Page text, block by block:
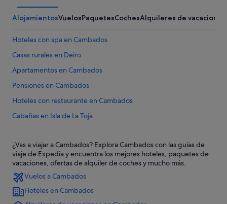
AlojamientosVuelosPaquetesCochesAlquileres de vacaciones
Hoteles con spa en Cambados
Casas rurales en Deiro
Apartamentos en Cambados
Pensiones en Cambados
Hoteles con restaurante en Cambados
Cabañas en Isla de La Toja
Hoteles de 4 estrellas en Cambados
Hoteles cerca de Mirador de A Pastora
Paradores hoteles en Isla de La Toja
Hoteles boutique en Cambados
¿Vas a viajar a Cambados? Explora Cambados con las guías de
viaje de Expedia y encuentra los mejores hoteles, paquetes de
vacaciones, ofertas de alquiler de coches y mucho más.
Vuelos a Cambados
Hoteles en Cambados